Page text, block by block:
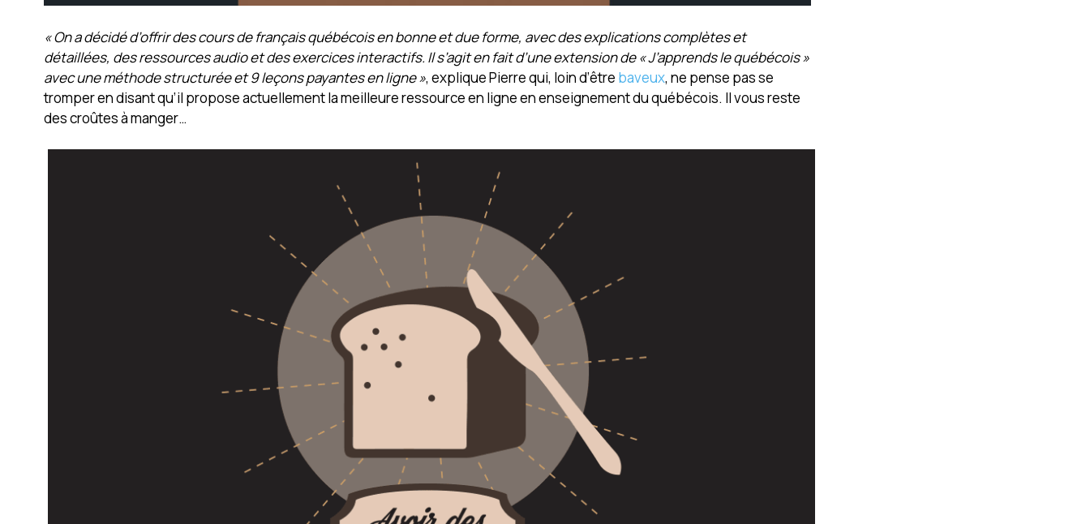
« On a décidé d’offrir des cours de français québécois en bonne et due forme, avec des explications complètes et
détaillées, des ressources audio et des exercices interactifs. Il s’agit en fait d’une extension de « J’apprends le québécois »
avec une méthode structurée et 9 leçons payantes en ligne », explique Pierre qui, loin d’être baveux, ne pense pas se
tromper en disant qu’il propose actuellement la meilleure ressource en ligne en enseignement du québécois. Il vous reste
des croûtes à manger…